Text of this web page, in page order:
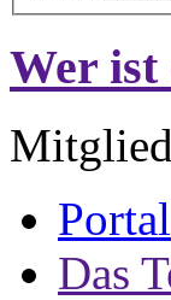
Wer ist
Portal
Das